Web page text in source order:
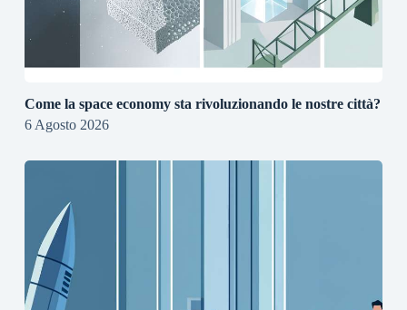
Come la space economy sta rivoluzionando le nostre città?
6 Agosto 2026